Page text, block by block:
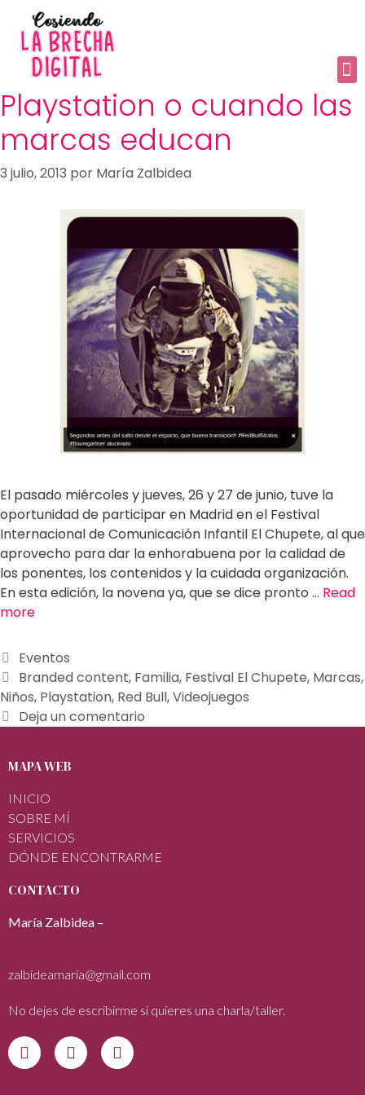
Playstation
Playstation o cuando las
marcas educan
3 julio, 2013 por María Zalbidea
El pasado miércoles y jueves, 26 y 27 de junio, tuve la
oportunidad de participar en Madrid en el Festival
Internacional de Comunicación Infantil El Chupete, al que
aprovecho para dar la enhorabuena por la calidad de
los ponentes, los contenidos y la cuidada organización.
En esta edición, la novena ya, que se dice pronto … Read
more
Eventos
Branded content, Familia, Festival El Chupete, Marcas,
Niños, Playstation, Red Bull,Videojuegos
Deja un comentario
MAPA WEB
INICIO
SOBRE MÍ
SERVICIOS
DÓNDE ENCONTRARME
CONTACTO
María Zalbidea –
zalbideamaria@gmail.com
No dejes de escribirme si quieres una charla/taller.